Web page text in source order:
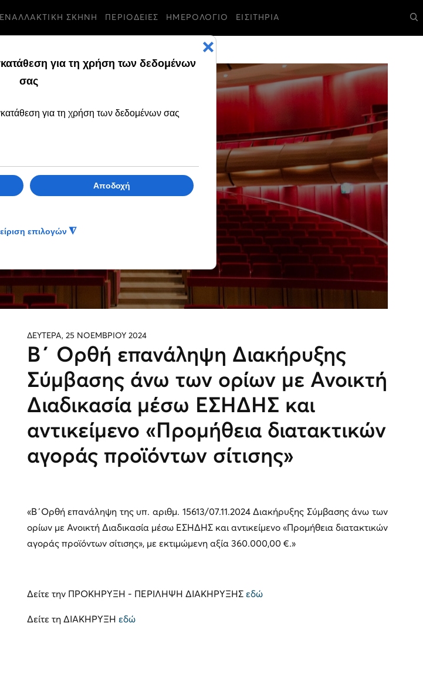
ΕΝΑΛΛΑΚΤΙΚΗ ΣΚΗΝΗ ΠΕΡΙΟΔΕΙΕΣ ΗΜΕΡΟΛΟΓΙΟ ΕΙΣΙΤΗΡΙΑ
ΔΕΥΤΕΡΑ, 25 ΝΟΕΜΒΡΙΟΥ 2024
Β΄ Ορθή επανάληψη Διακήρυξης
Σύμβασης άνω των ορίων με Ανοικτή
Διαδικασία μέσω ΕΣΗΔΗΣ και
αντικείμενο «Προμήθεια διατακτικών
αγοράς προϊόντων σίτισης»
«Β΄Ορθή επανάληψη της υπ. αριθμ. 15613/07.11.2024 Διακήρυξης Σύμβασης άνω των
ορίων με Ανοικτή Διαδικασία μέσω ΕΣΗΔΗΣ και αντικείμενο «Προμήθεια διατακτικών
αγοράς προϊόντων σίτισης», με εκτιμώμενη αξία 360.000,00 €.»
Δείτε την ΠΡΟΚΗΡΥΞΗ - ΠΕΡΙΛΗΨΗ ΔΙΑΚΗΡΥΞΗΣ εδώ
Δείτε τη ΔΙΑΚΗΡΥΞΗ εδώ